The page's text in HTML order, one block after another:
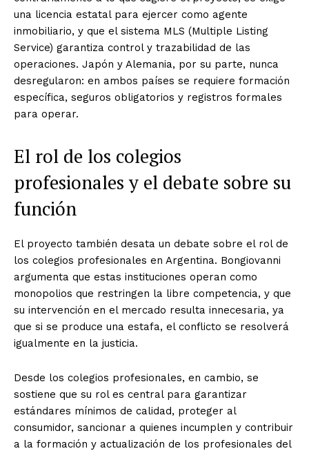
una licencia estatal para ejercer como agente
inmobiliario, y que el sistema MLS (Multiple Listing
Service) garantiza control y trazabilidad de las
operaciones. Japón y Alemania, por su parte, nunca
desregularon: en ambos países se requiere formación
específica, seguros obligatorios y registros formales
para operar.
El rol de los colegios
profesionales y el debate sobre su
función
El proyecto también desata un debate sobre el rol de
los colegios profesionales en Argentina. Bongiovanni
argumenta que estas instituciones operan como
monopolios que restringen la libre competencia, y que
su intervención en el mercado resulta innecesaria, ya
que si se produce una estafa, el conflicto se resolverá
igualmente en la justicia.
Desde los colegios profesionales, en cambio, se
sostiene que su rol es central para garantizar
estándares mínimos de calidad, proteger al
consumidor, sancionar a quienes incumplen y contribuir
a la formación y actualización de los profesionales del